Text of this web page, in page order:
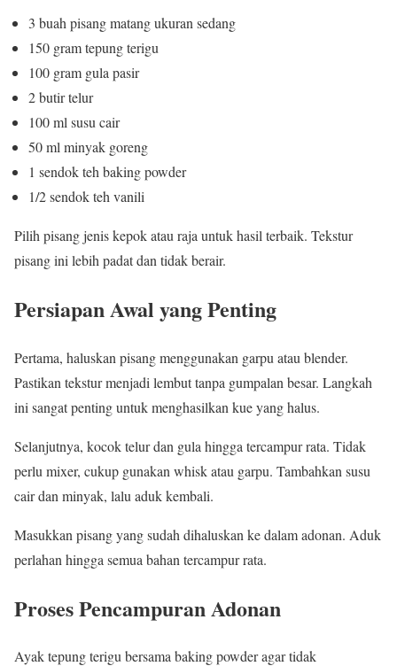
3 buah pisang matang ukuran sedang
150 gram tepung terigu
100 gram gula pasir
2 butir telur
100 ml susu cair
50 ml minyak goreng
1 sendok teh baking powder
1/2 sendok teh vanili
Pilih pisang jenis kepok atau raja untuk hasil terbaik. Tekstur
pisang ini lebih padat dan tidak berair.
Persiapan Awal yang Penting
Pertama, haluskan pisang menggunakan garpu atau blender.
Pastikan tekstur menjadi lembut tanpa gumpalan besar. Langkah
ini sangat penting untuk menghasilkan kue yang halus.
Selanjutnya, kocok telur dan gula hingga tercampur rata. Tidak
perlu mixer, cukup gunakan whisk atau garpu. Tambahkan susu
cair dan minyak, lalu aduk kembali.
Masukkan pisang yang sudah dihaluskan ke dalam adonan. Aduk
perlahan hingga semua bahan tercampur rata.
Proses Pencampuran Adonan
Ayak tepung terigu bersama baking powder agar tidak